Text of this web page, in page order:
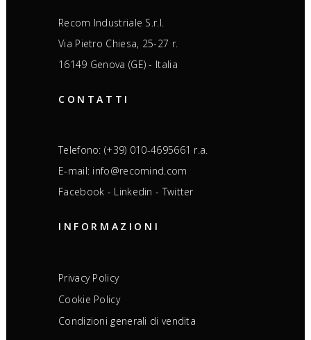
Recom Industriale S.r.l.
Via Pietro Chiesa, 25-27 r.
16149 Genova (GE) - Italia
CONTATTI
Telefono: (+39) 010-4695661 r.a.
E-mail: info@recomind.com
Facebook - Linkedin - Twitter
INFORMAZIONI
Privacy Policy
Cookie Policy
Condizioni generali di vendita